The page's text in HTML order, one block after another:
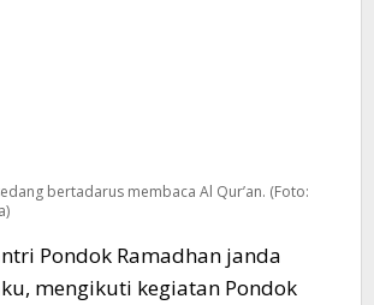
bertadarus membaca Al Qur’an. (Foto:
Pondok Ramadhan janda
mengikuti kegiatan Pondok